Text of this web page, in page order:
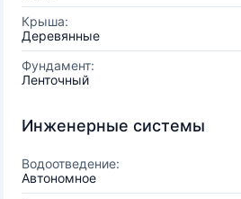
Крыша:
Деревянные
Фундамент:
Ленточный
Инженерные системы
Водоотведение:
Автономное